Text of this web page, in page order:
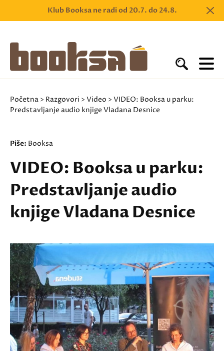
Klub Booksa ne radi od 20.7. do 24.8.
Početna > Razgovori > Video > VIDEO: Booksa u parku:
Predstavljanje audio knjige Vladana Desnice
Piše: Booksa
VIDEO: Booksa u parku:
Predstavljanje audio
knjige Vladana Desnice